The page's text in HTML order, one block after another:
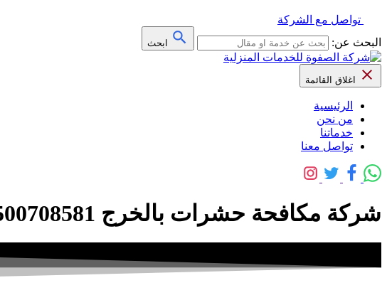
تواصل مع الشركة
البحث عن:
ابحث
اغلاق القائمة
الرئيسية
من نحن
خدماتنا
تواصل معنا
شركة مكافحة حشرات بالخرج 0500708581